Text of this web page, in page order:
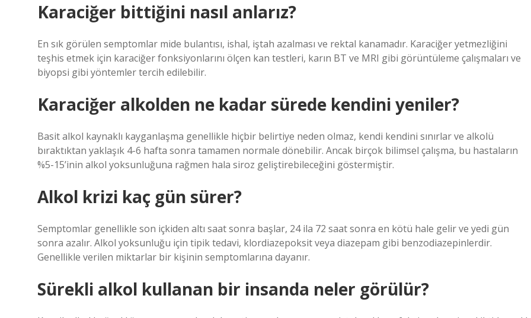
Karaciğer bittiğini nasıl anlarız?
En sık görülen semptomlar mide bulantısı, ishal, iştah azalması ve rektal kanamadır. Karaciğer yetmezliğini
teşhis etmek için karaciğer fonksiyonlarını ölçen kan testleri, karın BT ve MRI gibi görüntüleme çalışmaları ve
biyopsi gibi yöntemler tercih edilebilir.
Karaciğer alkolden ne kadar sürede kendini yeniler?
Basit alkol kaynaklı kayganlaşma genellikle hiçbir belirtiye neden olmaz, kendi kendini sınırlar ve alkolü
bıraktıktan yaklaşık 4-6 hafta sonra tamamen normale dönebilir. Ancak birçok bilimsel çalışma, bu hastaların
%5-15’inin alkol yoksunluğuna rağmen hala siroz geliştirebileceğini göstermiştir.
Alkol krizi kaç gün sürer?
Semptomlar genellikle son içkiden altı saat sonra başlar, 24 ila 72 saat sonra en kötü hale gelir ve yedi gün
sonra azalır. Alkol yoksunluğu için tipik tedavi, klordiazepoksit veya diazepam gibi benzodiazepinlerdir.
Genellikle verilen miktarlar bir kişinin semptomlarına dayanır.
Sürekli alkol kullanan bir insanda neler görülür?